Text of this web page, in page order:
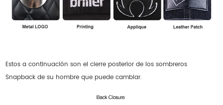
Estos a continuación son el cierre posterior de los sombreros
Snapback de su hombre que puede cambiar.